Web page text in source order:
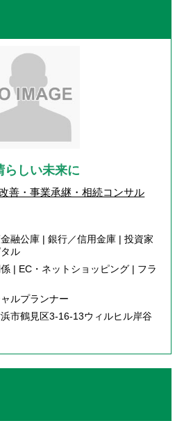
らしい未来に
善・事業承継・相続コンサル
融公庫 | 銀行／信用金庫 | 投資家
ル
| EC・ネットショッピング | フラ
ルプランナー
市鶴見区3-16-13ウィルヒル岸谷